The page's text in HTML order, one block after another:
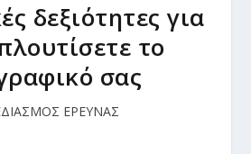
δεξιότητες για
το
σας
ΕΡΕΥΝΑΣ